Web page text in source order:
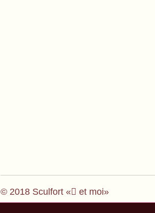
© 2018 Sculfort « et moi»